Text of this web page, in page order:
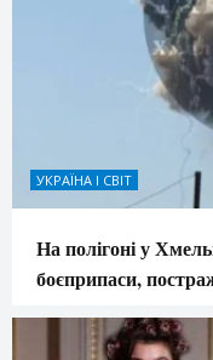
УКРАЇНА І СВІТ
На полігоні у
боєприпаси,